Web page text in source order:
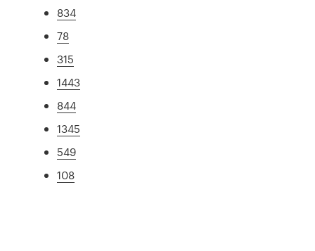
834
78
315
1443
844
1345
549
108